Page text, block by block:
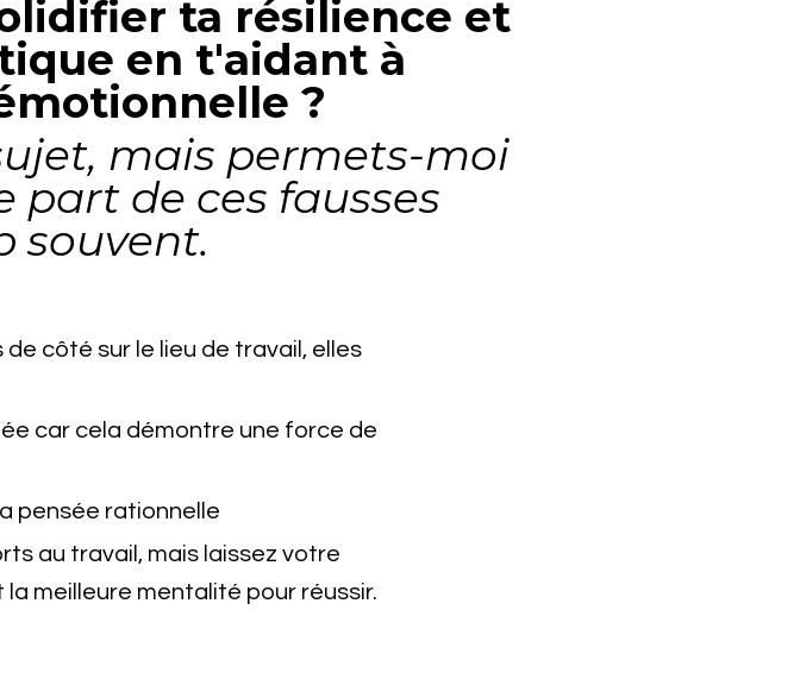
ta résilience et
en t'aidant à
?
mais permets-moi
part de ces fausses
souvent.
côté sur le lieu de travail, elles
car cela démontre une force de
pensée rationnelle
au travail, mais laissez votre
meilleure mentalité pour réussir.